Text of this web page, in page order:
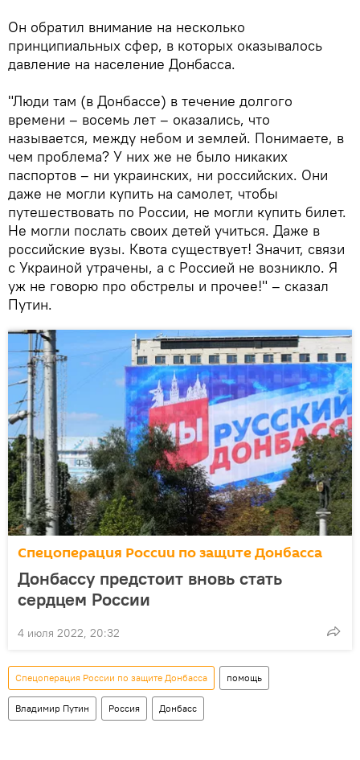
Он обратил внимание на несколько
принципиальных сфер, в которых оказывалось
давление на население Донбасса.
"Люди там (в Донбассе) в течение долгого
времени – восемь лет – оказались, что
называется, между небом и землей. Понимаете, в
чем проблема? У них же не было никаких
паспортов – ни украинских, ни российских. Они
даже не могли купить на самолет, чтобы
путешествовать по России, не могли купить билет.
Не могли послать своих детей учиться. Даже в
российские вузы. Квота существует! Значит, связи
с Украиной утрачены, а с Россией не возникло. Я
уж не говорю про обстрелы и прочее!" – сказал
Путин.
Спецоперация России по защите Донбасса
Донбассу предстоит вновь стать
сердцем России
4 июля 2022, 20:32
Спецоперация России по защите Донбасса помощь
Владимир Путин Россия Донбасс